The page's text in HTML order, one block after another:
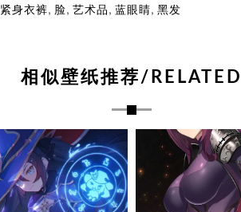
紧身衣裤, 脸, 艺术品 , 蓝眼睛, 黑发
相似壁纸推荐/RELATED